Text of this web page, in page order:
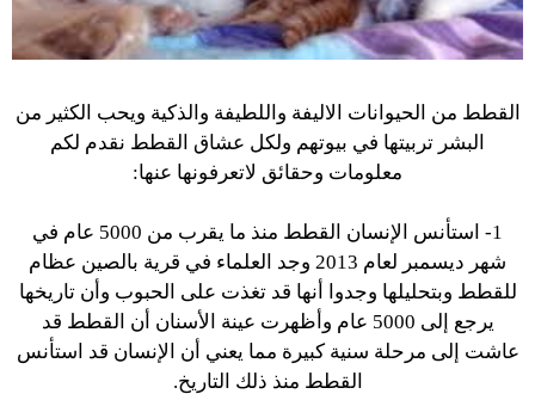
القطط من الحيوانات الاليفة واللطيفة والذكية ويحب الكثير من
البشر تربيتها في بيوتهم ولكل عشاق القطط نقدم لكم
معلومات وحقائق لاتعرفونها عنها:
1- استأنس الإنسان القطط
منذ ما يقرب من 5000 عام في
شهر ديسمبر لعام 2013 وجد العلماء في قرية بالصين عظام
للقطط وبتحليلها وجدوا أنها قد تغذت على الحبوب وأن تاريخها
يرجع إلى 5000 عام وأظهرت عينة الأسنان أن
القطط قد
عاشت إلى مرحلة سنية كبيرة مما يعني أن الإنسان قد استأنس
القطط منذ ذلك التاريخ.